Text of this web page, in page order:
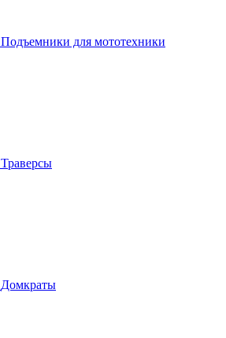
Подъемники для мототехники
Траверсы
Домкраты